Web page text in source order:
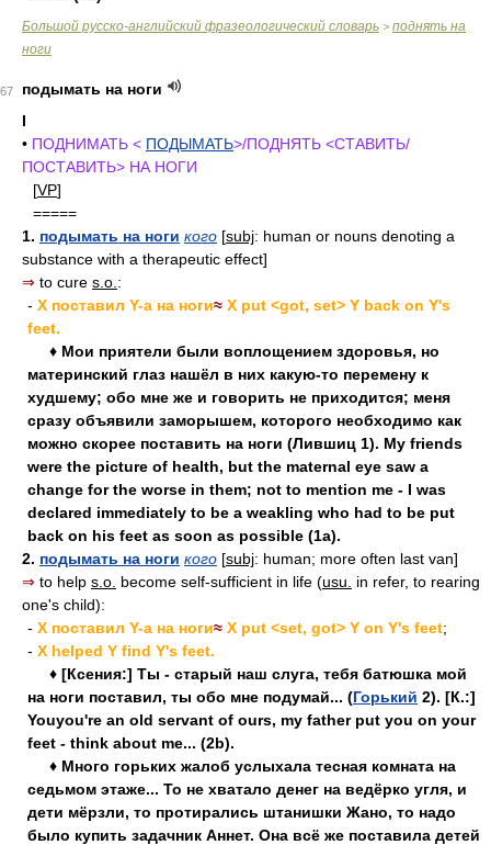
Большой русско-английский фразеологический словарь > поднять на
ноги
67
подымать на ноги
I
• ПОДНИМАТЬ < ПОДЫМАТЬ>/ПОДНЯТЬ <СТАВИТЬ/
ПОСТАВИТЬ> НА НОГИ
[VP]
=====
1. подымать на ноги кого [subj: human or nouns denoting a
substance with a therapeutic effect]
⇒ to cure s.o. :
- X поставил Y-а на ноги≈ X put <got, set> Y back on Y's
feet.
♦ Мои приятели были воплощением здоровья, но
материнский глаз нашёл в них какую-то перемену к
худшему; обо мне же и говорить не приходится; меня
сразу объявили заморышем, которого необходимо как
можно скорее поставить на ноги (Лившиц 1). My friends
were the picture of health, but the maternal eye saw a
change for the worse in them; not to mention me - I was
declared immediately to be a weakling who had to be put
back on his feet as soon as possible (1a).
2. подымать на ноги кого [subj: human; more often last van]
⇒ to help s.o. become self-sufficient in life (usu.
in refer, to rearing
one's child):
- X поставил Y-а на ноги≈ X put <set, got> Y on Y's feet;
- X helped Y find Y's feet.
♦ [Ксения:] Ты - старый наш слуга, тебя батюшка мой
на ноги поставил, ты обо мне подумай... (Горький 2). [К.:]
Youyou're an old servant of ours, my father put you on your
feet - think about me... (2b).
♦ Много горьких жалоб услыхала тесная комната на
седьмом этаже... То не хватало денег на ведёрко угля, и
дети мёрзли, то протирались штанишки Жано, то надо
было купить задачник Аннет. Она всё же поставила детей